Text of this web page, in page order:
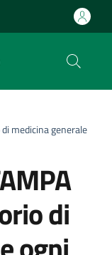
di medicina generale
di